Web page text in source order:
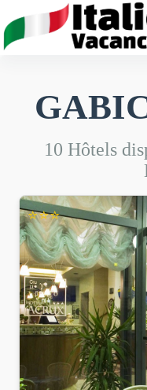
au
contenu
10 Hôtels
⭐⭐⭐